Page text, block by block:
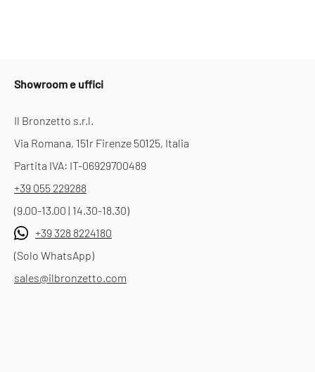
Showroom e uffici
Il Bronzetto s.r.l.
Via Romana, 151r Firenze 50125, Italia
Partita IVA: IT-06929700489
+39 055 229288
(9.00-13.00 | 14.30-18.30)
+39 328 8224180
(Solo WhatsApp)
sales@ilbronzetto.com